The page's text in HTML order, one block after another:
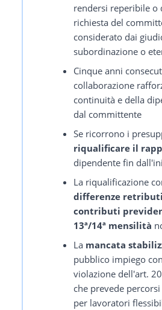
rendersi reperibile o
richiesta del
considerato dai
subordinazione o
Cinque anni
collaborazione
continuità e della
dal committente
Se ricorrono i
riqualificare il
dipendente fin
La riqualificazione
differenze
contributi
13ª/14ª mensilità
La mancata
pubblico impiego
violazione dell'art.
che prevede
per lavoratori